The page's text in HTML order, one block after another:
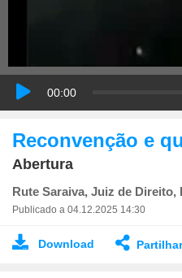
00:00
Reconvenção e
Abertura
Rute Saraiva, Juiz de
Publicado a 04.12.2025 14:30
Download Partilhar